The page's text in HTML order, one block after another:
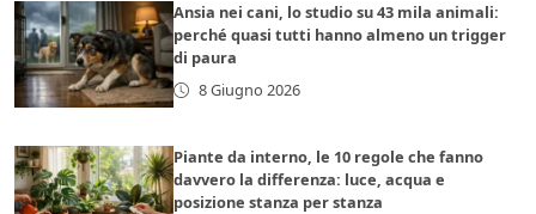
Ansia nei cani, lo studio su 43 mila animali:
perché quasi tutti hanno almeno un trigger
di paura
8 Giugno 2026
Piante da interno, le 10 regole che fanno
davvero la differenza: luce, acqua e
posizione stanza per stanza